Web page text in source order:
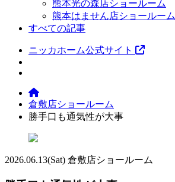
熊本光の森店ショールーム
熊本はません店ショールーム
すべての記事
ニッカホーム公式サイト
倉敷店ショールーム
勝手口も通気性が大事
2026.06.13(Sat) 倉敷店ショールーム